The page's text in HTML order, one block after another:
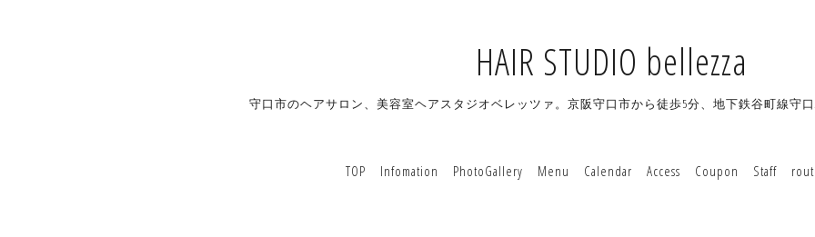
HAIR STUDIO bellezza
守口市のヘアサロン、美容室ヘアスタジオベレッツァ。京阪守口市から徒歩5分、地下鉄谷町線守
TOP Infomation PhotoGallery Menu Calendar Access Coupon Staff